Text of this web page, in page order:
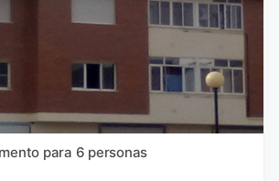
para 6 personas